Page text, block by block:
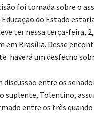
foi tomada sobre o
do Estado
ter nessa terça-feira,
em Brasília. Desse
haverá um desfecho
discussão entre os
suplente, Tolentino,
entre os três